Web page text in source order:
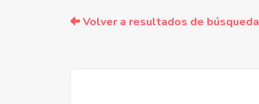
Volver a resultados de búsqueda